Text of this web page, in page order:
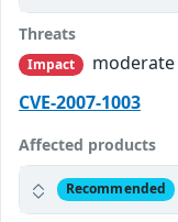
Threats
Impact
moderate
CVE-2007-1003
Affected products
Recommended